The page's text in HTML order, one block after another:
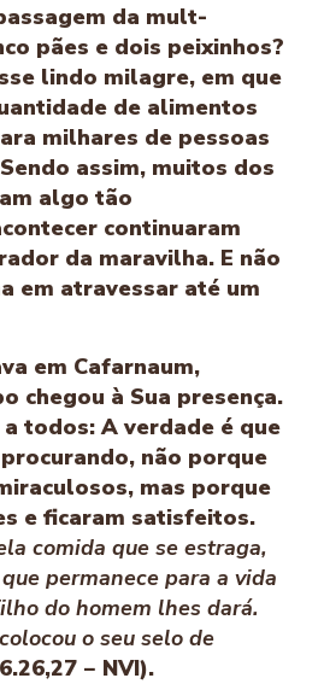
da mult­
pães e dois peixinhos?
lindo milagre, em que
de alimentos
milhares de pessoas
assim, muitos dos
algo tão
continuaram
da maravilha. E não
em atravessar até um
em Cafarnaum,
chegou à Sua presença.
todos: A verdade é que
não porque
mas porque
e ­ficaram satisfeitos.
comida que se estraga,
permanece para a vida
do homem lhes dará.
o seu selo de
− NVI).